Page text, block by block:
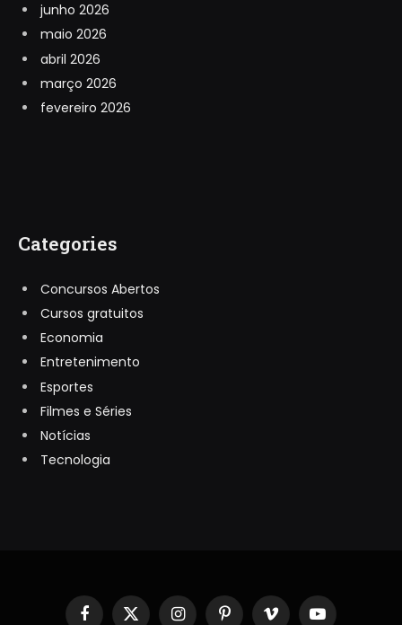
junho 2026
maio 2026
abril 2026
março 2026
fevereiro 2026
Categories
Concursos Abertos
Cursos gratuitos
Economia
Entretenimento
Esportes
Filmes e Séries
Notícias
Tecnologia
Facebook
X InstagramPinterestVimeo YouTube